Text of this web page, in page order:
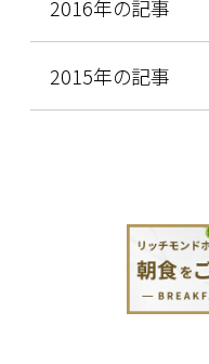
2016年の記事
2015年の記事